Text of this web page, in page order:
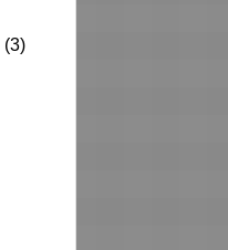
(3)